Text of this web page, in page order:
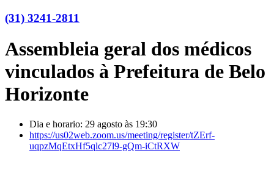
(31) 3241-2811
Assembleia geral dos médicos
vinculados à Prefeitura de Belo
Horizonte
Dia e horario: 29 agosto às 19:30
https://us02web.zoom.us/meeting/register/tZErf-
uqpzMqEtxHf5qlc27l9-gQm-iCtRXW